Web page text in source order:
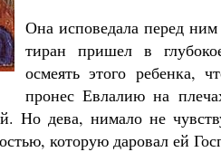
Она исповедала перед
тиран пришел в
осмеять этого ребенка,
пронес Евлалию на
Но дева, нимало не
которую даровал ей